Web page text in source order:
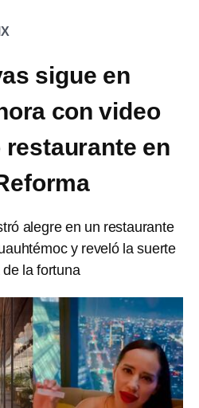
sigue en
con video
en
alegre en un restaurante
y reveló la suerte
la fortuna